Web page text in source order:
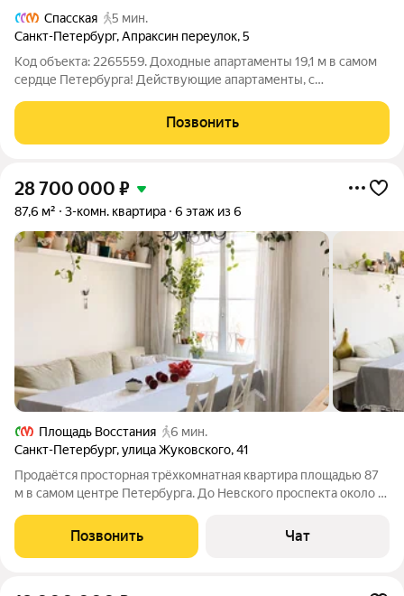
Спасская
5 мин.
Санкт-Петербург,Апраксин переулок,5
Код объекта: 2265559. Доходные апартаменты 19,1 м в самом
сердце Петербурга! Действующие апартаменты, с
Приобретая эту студию вы можете как жить сами, так и
сдавать в аренду, получая пассивный
Позвонить
28 700 000 ₽
87,6 м² 3-комн. квартира 6 этаж из 6
Площадь Восстания
6 мин.
Санкт-Петербург,улица Жуковского,41
Продаётся просторная трёхкомнатная квартира площадью 87
м в самом центре Петербурга. До Невского проспекта около 5
Главная редкость этой квартиры тишина в центре города. Ни
одно окно не выходит
Позвонить Чат